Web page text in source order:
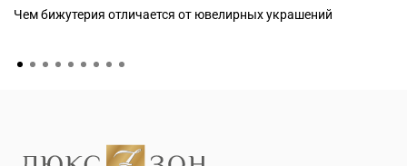
Чем бижутерия отличается от ювелирных украшений